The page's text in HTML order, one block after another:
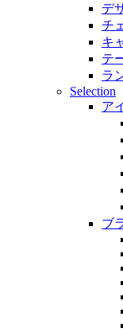
デ
チ
キ
テ
ラ
Selection
ア
ブ